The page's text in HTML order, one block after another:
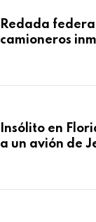
Redada
camioneros
Insólito en
a un avión de